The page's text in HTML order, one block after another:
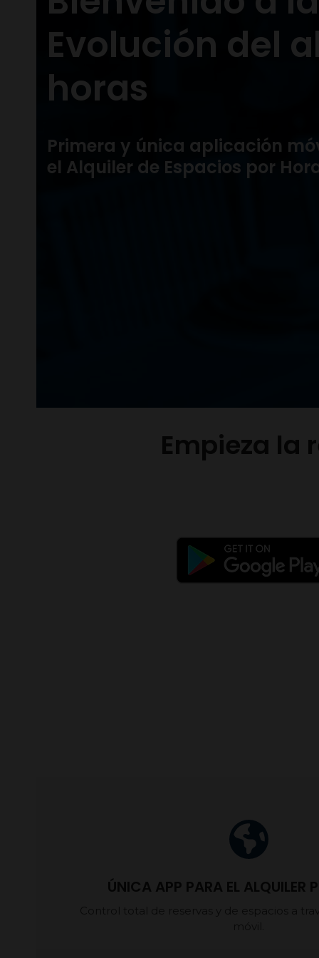
Evolución del
horas
Primera y única aplicación
el Alquiler de Espacios por
Empieza la
ÚNICA APP PARA EL ALQUILER